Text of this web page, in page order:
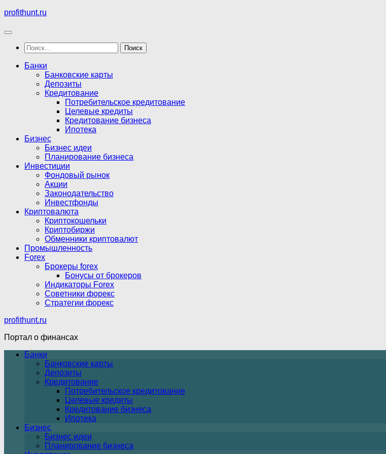
Перейти
содержимому
profithunt.ru
Найти:
Банки
Банковские карты
Депозиты
Кредитование
Потребительское кредитование
Целевые кредиты
Кредитование бизнеса
Ипотека
Бизнес
Бизнес идеи
Планирование бизнеса
Инвестиции
Фондовый рынок
Акции
Законодательство
Инвестфонды
Криптовалюта
Криптокошельки
Криптобиржи
Обменники криптовалют
Промышленность
Forex
Брокеры forex
Бонусы от брокеров
Индикаторы Forex
Советники форекс
Стратегии форекс
profithunt.ru
Портал о финансах
Банки
Банковские карты
Депозиты
Кредитование
Потребительское кредитование
Целевые кредиты
Кредитование бизнеса
Ипотека
Бизнес
Бизнес идеи
Планирование бизнеса